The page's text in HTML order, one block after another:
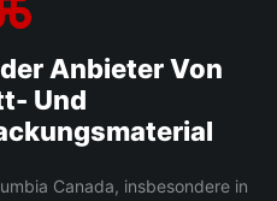
Anbieter Von
Und
Canada, insbesondere in